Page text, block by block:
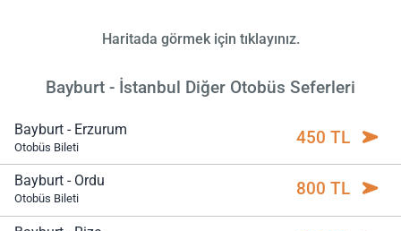
Haritada görmek için tıklayınız.
Bayburt - İstanbul Diğer Otobüs Seferleri
Bayburt - Erzurum
Otobüs Bileti 450 TL
Bayburt - Ordu
Otobüs Bileti 800 TL